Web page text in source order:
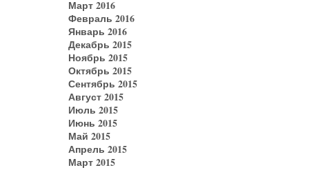
Март 2016
Февраль 2016
Январь 2016
Декабрь 2015
Ноябрь 2015
Октябрь 2015
Сентябрь 2015
Август 2015
Июль 2015
Июнь 2015
Май 2015
Апрель 2015
Март 2015